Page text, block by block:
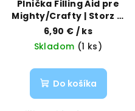
Plnička Filling Aid pre
Mighty/Crafty | Storz &
Bickel | Vaporama
6,90 € / ks
Skladom (1 ks)
Do košíka